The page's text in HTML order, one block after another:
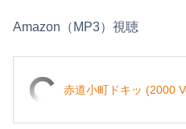
Amazon（MP3）視聴
赤道小町ドキッ (2000